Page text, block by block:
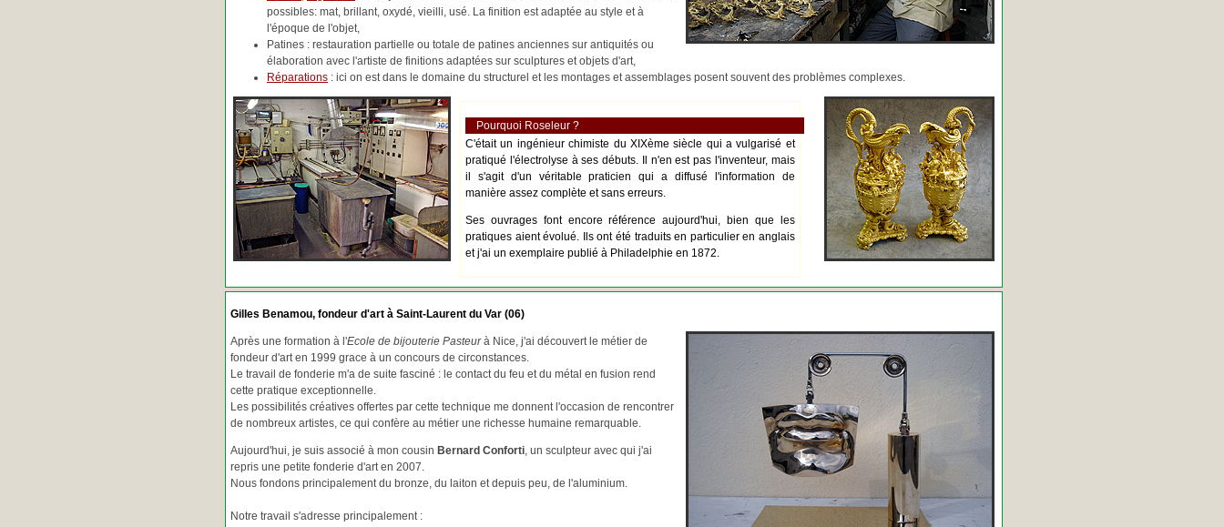
possibles: mat, brillant, oxydé, vieilli, usé. La finition est adaptée au style et à
l'époque de l'objet,
Patines : restauration partielle ou totale de patines anciennes sur antiquités ou
élaboration avec l'artiste de finitions adaptées sur sculptures et objets d'art,
Réparations : ici on est dans le domaine du structurel et les montages et assemblages posent souvent des problèmes complexes.
Pourquoi Roseleur ?
C'était un ingénieur chimiste du XIXème siècle qui a vulgarisé et
pratiqué l'électrolyse à ses débuts. Il n'en est pas l'inventeur, mais
il s'agit d'un véritable praticien qui a diffusé l'information de
manière assez complète et sans erreurs.
Ses ouvrages font encore référence aujourd'hui, bien que les
pratiques aient évolué. Ils ont été traduits en particulier en anglais
et j'ai un exemplaire publié à Philadelphie en 1872.
Gilles Benamou, fondeur d'art à Saint-Laurent du Var (06)
Après une formation à l'Ecole de bijouterie Pasteurà Nice, j'ai découvert le métier de
fondeur d'art en 1999 grace à un concours de circonstances.
Le travail de fonderie m'a de suite fasciné : le contact du feu et du métal en fusion rend
cette pratique exceptionnelle.
Les possibilités créatives offertes par cette technique me donnent l'occasion de rencontrer
de nombreux artistes, ce qui confère au métier une richesse humaine remarquable.
Aujourd'hui, je suis associé à mon cousin Bernard Conforti, un sculpteur avec qui j'ai
repris une petite fonderie d'art en 2007.
Nous fondons principalement du bronze, du laiton et depuis peu, de l'aluminium.
Notre travail s'adresse principalement :